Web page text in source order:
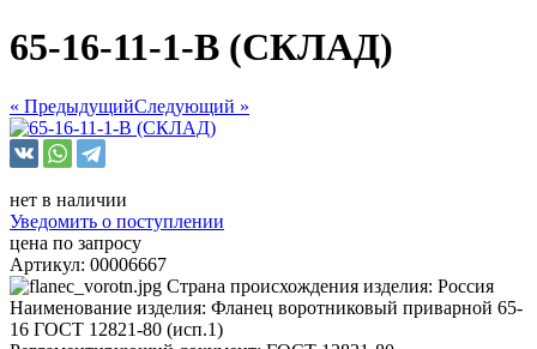
65-16-11-1-B (СКЛАД)
« ПредыдущийСледующий »
нет в наличии
Уведомить о поступлении
цена по запросу
Артикул: 00006667
Страна происхождения изделия: Россия
Наименование изделия: Фланец воротниковый приварной 65-
16 ГОСТ 12821-80 (исп.1)